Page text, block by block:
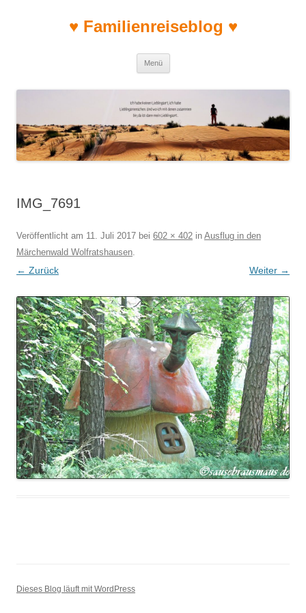
♥ Familienreiseblog ♥
Menü
IMG_7691
Veröffentlicht am 11. Juli 2017 bei 602 × 402 in Ausflug in den
Märchenwald Wolfratshausen.
← Zurück Weiter →
Dieses Blog läuft mit WordPress